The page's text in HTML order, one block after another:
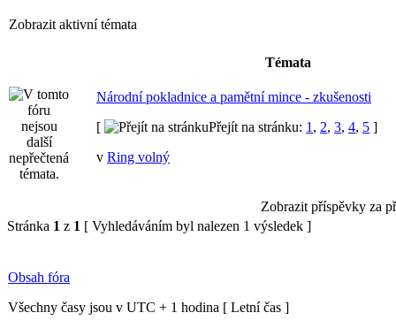
Zobrazit aktivní témata
Témata
Národní pokladnice a pamětní mince - zkušenosti
[
Přejít na stránku: 1 , 2, 3, 4, 5 ]
v Ring volný
Zobrazit příspěvky za
Stránka 1 z 1 [ Vyhledáváním byl nalezen 1 výsledek ]
Obsah fóra
Všechny časy jsou v UTC + 1 hodina [ Letní čas ]